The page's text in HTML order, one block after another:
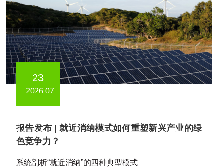
23
2026.07
报告发布 | 就近消纳模式如何重塑新兴产业的绿
色竞争力？
系统剖析“就近消纳”的四种典型模式